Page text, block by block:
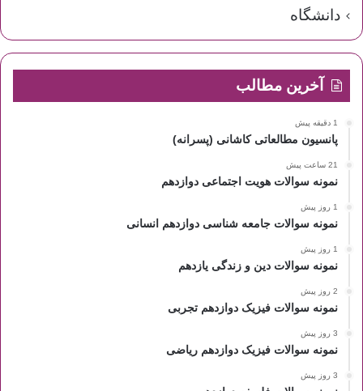
دانشگاه
آخرین مطالب
1 دقیقه پیش
پانسیون مطالعاتی کاشانی (پسرانه)
21 ساعت پیش
نمونه سوالات هویت اجتماعی دوازدهم
1 روز پیش
نمونه سوالات جامعه شناسی دوازدهم انسانی
1 روز پیش
نمونه سوالات دین و زندگی یازدهم
2 روز پیش
نمونه سوالات فیزیک دوازدهم تجربی
3 روز پیش
نمونه سوالات فیزیک دوازدهم ریاضی
3 روز پیش